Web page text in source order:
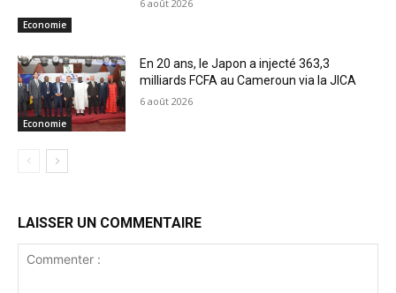
Economie
6 août 2026
Economie
En 20 ans, le Japon a injecté 363,3
milliards FCFA au Cameroun via la JICA
6 août 2026
LAISSER UN COMMENTAIRE